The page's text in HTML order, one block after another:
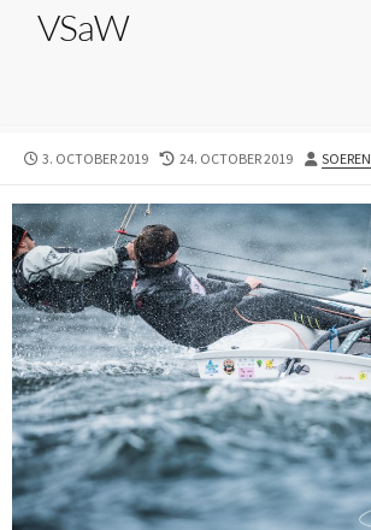
VSaW
PUBLISHED
3. OCTOBER 2019
LAST
DATE
24. OCTOBER 2019 AUTHOR
SOEREN